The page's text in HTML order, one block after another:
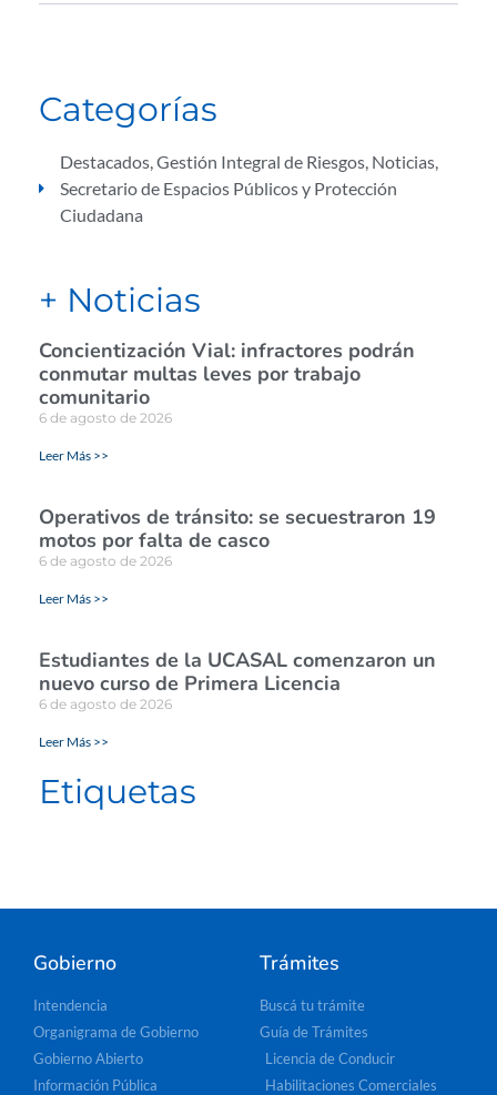
Categorías
Destacados Gestión Integral de Riesgos Noticias
Secretario de Espacios Públicos y Protección
Ciudadana
+ Noticias
Concientización Vial: infractores podrán
conmutar multas leves por trabajo
comunitario
6 de agosto de 2026
Leer Más >>
Operativos de tránsito: se secuestraron 19
motos por falta de casco
6 de agosto de 2026
Leer Más >>
Estudiantes de la UCASAL comenzaron un
nuevo curso de Primera Licencia
6 de agosto de 2026
Leer Más >>
Etiquetas
Gobierno
Intendencia
Organigrama de Gobierno
Gobierno Abierto
Información Pública
Trámites
Buscá tu trámite
Guía de Trámites
Licencia de Conducir
Habilitaciones Comerciales